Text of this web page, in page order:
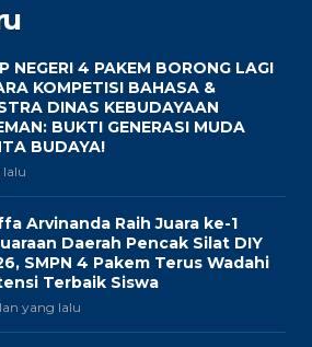
NEGERI 4 PAKEM BORONG LAGI
KOMPETISI BAHASA &
DINAS KEBUDAYAAN
BUKTI GENERASI MUDA
BUDAYA!
lalu
Arvinanda Raih Juara ke-1
Daerah Pencak Silat DIY
SMPN 4 Pakem Terus Wadahi
Terbaik Siswa
yang lalu